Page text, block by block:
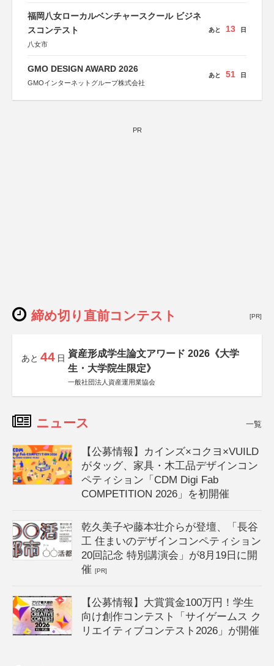
福岡八女ローカルベンチャースクール ビジネ
スコンテスト
八女市
あと 13 日
GMO DESIGN AWARD 2026
GMOインターネットグループ株式会社
あと 51 日
PR
締め切り直前コンテスト [PR]
あと 44 日 資産形成学生論文アワード 2026《大学
生・大学院生限定》
一般社団法人資産運用業協会
ニュース 一覧
【公募情報】カインズ×コクヨ×VUILD
がタッグ、家具・木工品デザインコン
ペティション「CDM Digi Fab
COMPETITION 2026」を初開催
乾久美子や藤本壮介らが登壇、「長谷
工 住まいのデザインコンペティション
20回記念 特別講演会」が8月19日に開
催[PR]
【公募情報】大賞賞金100万円！学生
向け創作コンテスト「サイゲームス ク
リエイティブコンテスト2026」が開催